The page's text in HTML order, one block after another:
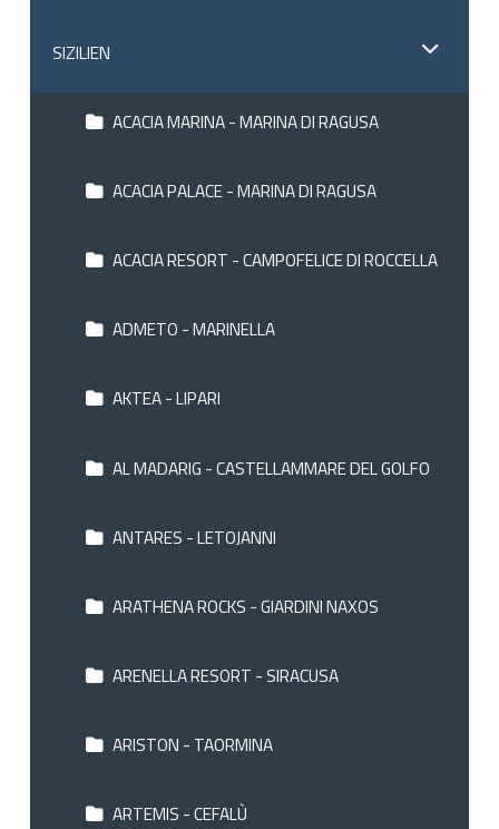
SIZILIEN
ACACIA MARINA - MARINA DI RAGUSA
ACACIA PALACE - MARINA DI RAGUSA
ACACIA RESORT - CAMPOFELICE DI ROCCELLA
ADMETO - MARINELLA
AKTEA - LIPARI
AL MADARIG - CASTELLAMMARE DEL GOLFO
ANTARES - LETOJANNI
ARATHENA ROCKS - GIARDINI NAXOS
ARENELLA RESORT - SIRACUSA
ARISTON - TAORMINA
ARTEMIS - CEFALÙ